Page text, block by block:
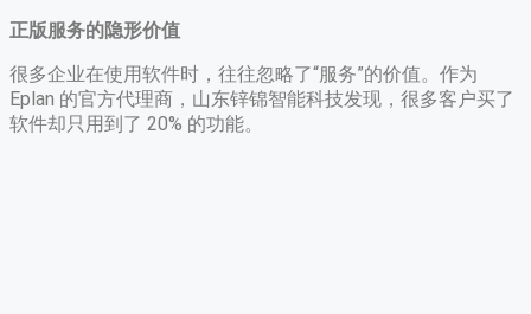
正版服务的隐形价值
很多企业在使用软件时，往往忽略了“服务”的价值。作为
Eplan 的官方代理商，山东锌锦智能科技发现，很多客户买了
软件却只用到了 20% 的功能。